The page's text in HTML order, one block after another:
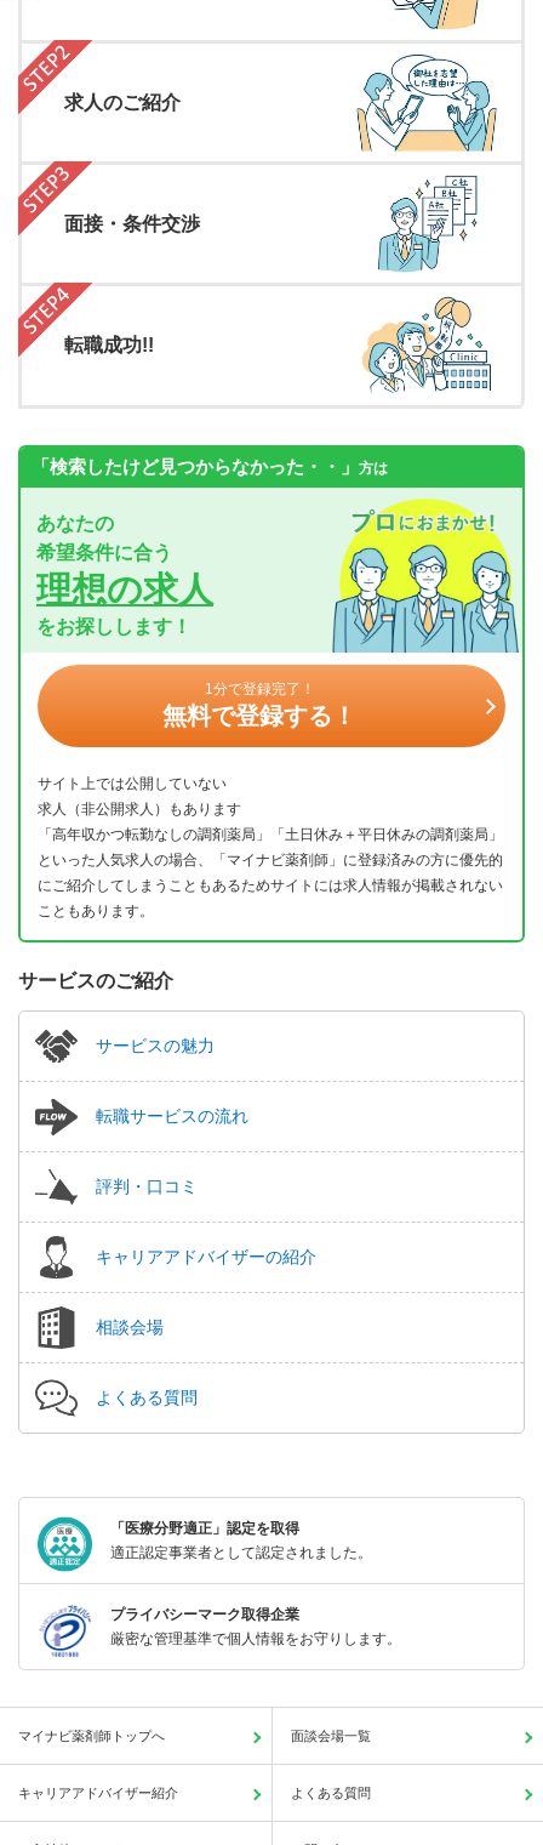
求人のご紹介
面接・条件交渉
転職成功!!
「検索したけど見つからなかった・・」 方は
あなたの
希望条件に合う
理想の求人
をお探しします！
1分で登録完了！
無料で登録する！
サイト上では公開していない
求人（非公開求人）もあります
「高年収かつ転勤なしの調剤薬局」「土日休み＋平日休みの調剤薬局」
といった人気求人の場合、「マイナビ薬剤師」に登録済みの方に優先的
にご紹介してしまうこともあるためサイトには求人情報が掲載されない
こともあります。
サービスのご紹介
サービスの魅力
転職サービスの流れ
評判・口コミ
キャリアアドバイザーの紹介
相談会場
よくある質問
「医療分野適正」認定を取得
適正認定事業者として認定されました。
プライバシーマーク取得企業
厳密な管理基準で個人情報をお守りします。
マイナビ薬剤師トップへ 面談会場一覧
キャリアアドバイザー紹介 よくある質問